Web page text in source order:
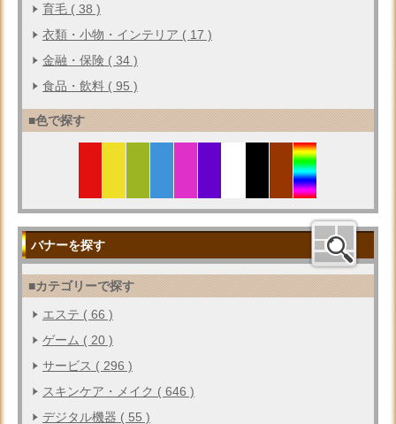
育毛 ( 38 )
衣類・小物・インテリア ( 17 )
金融・保険 ( 34 )
食品・飲料 ( 95 )
■色で探す
バナーを探す
■カテゴリーで探す
エステ ( 66 )
ゲーム ( 20 )
サービス ( 296 )
スキンケア・メイク ( 646 )
デジタル機器 ( 55 )